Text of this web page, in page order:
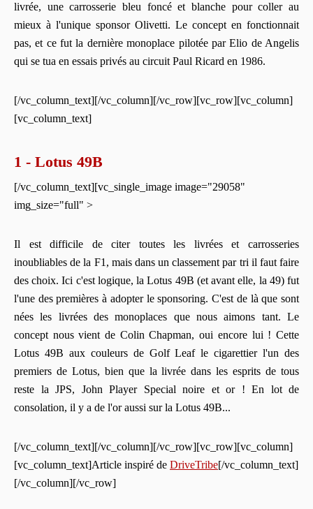
livrée, une carrosserie bleu foncé et blanche pour coller au
mieux à l'unique sponsor Olivetti. Le concept en fonctionnait
pas, et ce fut la dernière monoplace pilotée par Elio de Angelis
qui se tua en essais privés au circuit Paul Ricard en 1986.
[/vc_column_text][/vc_column][/vc_row][vc_row][vc_column]
[vc_column_text]
1 - Lotus 49B
[/vc_column_text][vc_single_image image="29058"
img_size="full" >
Il est difficile de citer toutes les livrées et carrosseries
inoubliables de la F1, mais dans un classement par tri il faut faire
des choix. Ici c'est logique, la Lotus 49B (et avant elle, la 49) fut
l'une des premières à adopter le sponsoring. C'est de là que sont
nées les livrées des monoplaces que nous aimons tant. Le
concept nous vient de Colin Chapman, oui encore lui ! Cette
Lotus 49B aux couleurs de Golf Leaf le cigarettier l'un des
premiers de Lotus, bien que la livrée dans les esprits de tous
reste la JPS, John Player Special noire et or ! En lot de
consolation, il y a de l'or aussi sur la Lotus 49B...
[/vc_column_text][/vc_column][/vc_row][vc_row][vc_column]
[vc_column_text]Article inspiré de DriveTribe[/vc_column_text]
[/vc_column][/vc_row]